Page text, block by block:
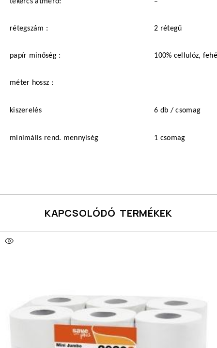
rétegszám : 2 rétegű
papír minőség : 100% cellulóz,
méter hossz :
kiszerelés 6 db / csomag
minimális rend. mennyiség 1 csomag
KAPCSOLÓDÓ TERMÉKEK